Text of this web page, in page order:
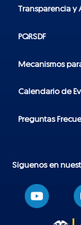
Transparencia y
PQRSDF
Mecanismos
Calendario de
Preguntas
Síguenos en